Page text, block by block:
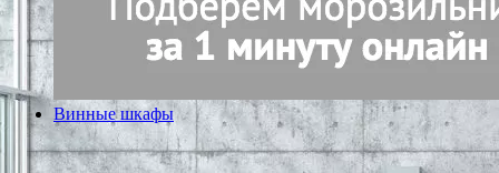
Винные шкафы